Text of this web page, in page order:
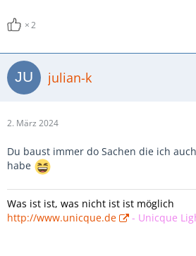
2
julian-k
2. März 2024
Du baust immer do Sachen die ich
habe
Was ist ist, was nicht ist ist möglich
http://www.unicque.de
- Unicque